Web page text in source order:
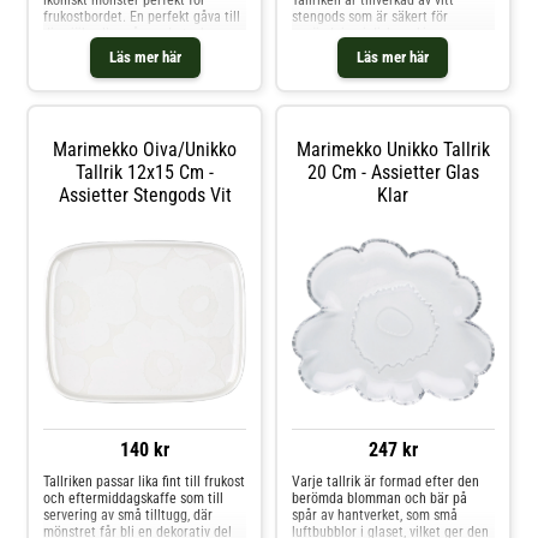
Läs mer här
frukostbordet. En perfekt gåva till
Formgivning av Maija Isola. Om
tallriken från Marimekko-
Formgivning av Maija Isola.- Från
Skötselråd för tallriken- Frystålig.-
Tål mikrovågsugn.- Tål diskmaskin.
Shoppa Kaffekoppar och mer
Muggar & Koppar hos Royal
Läs mer här
stengods som är säkert för
mikrovågsugn och frys. Innan du
börjar använda plattan, kom ihåg
att ta bort klistermärket från dess
Marimekko Oiva/unikko
Tallrik 12x15 Cm -
Assietter Stengods Vit
140 kr
Tallriken passar lika fint till frukost
och eftermiddagskaffe som till
servering av små tilltugg, där
mönstret får bli en dekorativ del
Marimekko Unikko Tallrik
20 Cm - Assietter Glas
Klar
247 kr
Varje tallrik är formad efter den
berömda blomman och bär på
spår av hantverket, som små
luftbubblor i glaset, vilket ger den